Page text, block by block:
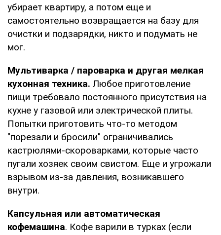
убирает квартиру, а потом еще и
самостоятельно возвращается на базу для
очистки и подзарядки, никто и подумать не
мог.
Мультиварка / пароварка и другая мелкая
кухонная техника. Любое приготовление
пищи требовало постоянного присутствия на
кухне у газовой или электрической плиты.
Попытки приготовить что-то методом
"порезали и бросили" ограничивались
кастрюлями-скороварками, которые часто
пугали хозяек своим свистом. Еще и угрожали
взрывом из-за давления, возникавшего
внутри.
Капсульная или автоматическая
кофемашина. Кофе варили в турках (если